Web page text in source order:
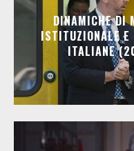
DINAMICHE DI
ISTITUZIONALE E
ITALIANE